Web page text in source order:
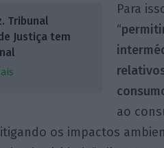
Tribunal
Justiça tem
Para
“
ao
os impactos